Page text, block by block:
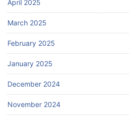
April 2025
March 2025
February 2025
January 2025
December 2024
November 2024